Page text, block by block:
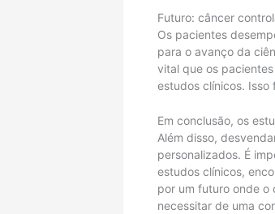
Futuro: câncer
Os pacientes
para o avanço da
vital que os
estudos clínicos.
Em conclusão, os
Além disso,
personalizados. É
estudos clínicos,
por um futuro onde o
necessitar de uma